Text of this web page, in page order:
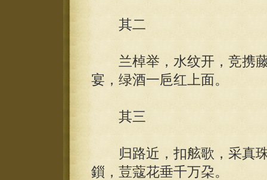
其二
兰棹举，水纹开，竞携藤
宴，绿酒一巵红上面。
其三
归路近，扣舷歌，采真珠
鎻，荳蔻花垂千万朶。